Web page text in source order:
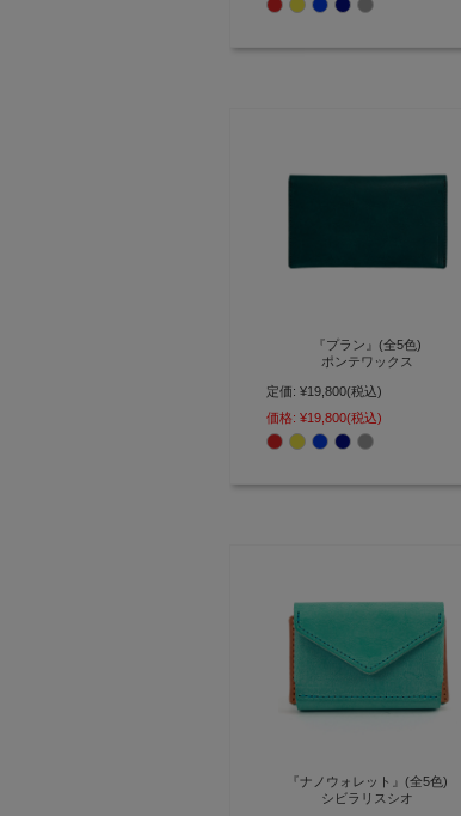
ジリティ アッファ)】(0188)
『プラン』(全5色)
ポンテワックス
まるで観音開き カットした札入れ
でスムーズ会計・小さな極薄長財
布 【AGILITY affa(アジリティ ア
ッファ)】(0184)
定価: ¥19,800(税込)
価格: ¥19,800(税込)
『ナノウォレット』(全5色)
シビラリスシオ